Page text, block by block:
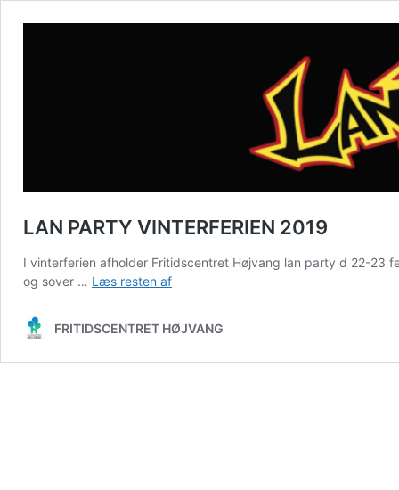
LAN PARTY VINTERFERIEN 2019
I vinterferien afholder Fritidscentret Højvang lan party d 22-23
og sover … Læs resten afLAN
2019
FRITIDSCENTRET HØJVANG